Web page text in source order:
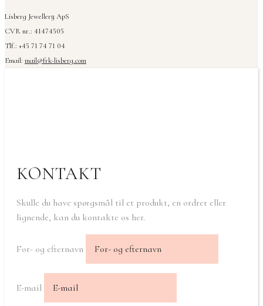
Lisberg Jewellery ApS
CVR nr.: 41474505
Tlf.: +45 71 74 71 04
Email: mail@frk-lisberg.com
KONTAKT
Skulle du have spørgsmål til et produkt, en ordrer eller
lignende, kan du kontakte os her.
For- og efternavn
E-mail